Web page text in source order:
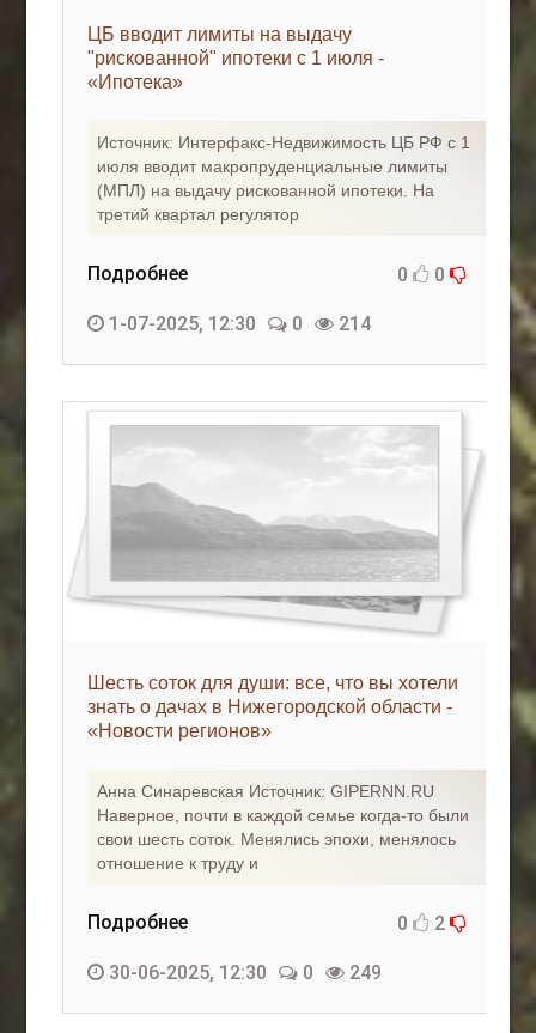
ЦБ вводит лимиты на выдачу
"рискованной" ипотеки с 1 июля -
«Ипотека»
Источник: Интерфакс-Недвижимость ЦБ РФ с 1
июля вводит макропруденциальные лимиты
(МПЛ) на выдачу рискованной ипотеки. На
третий квартал регулятор
Подробнее 0 0
1-07-2025, 12:30 0 214
Шесть соток для души: все, что вы хотели
знать о дачах в Нижегородской области -
«Новости регионов»
Анна Синаревская Источник: GIPERNN.RU
Наверное, почти в каждой семье когда-то были
свои шесть соток. Менялись эпохи, менялось
отношение к труду и
Подробнее 0 2
30-06-2025, 12:30 0 249